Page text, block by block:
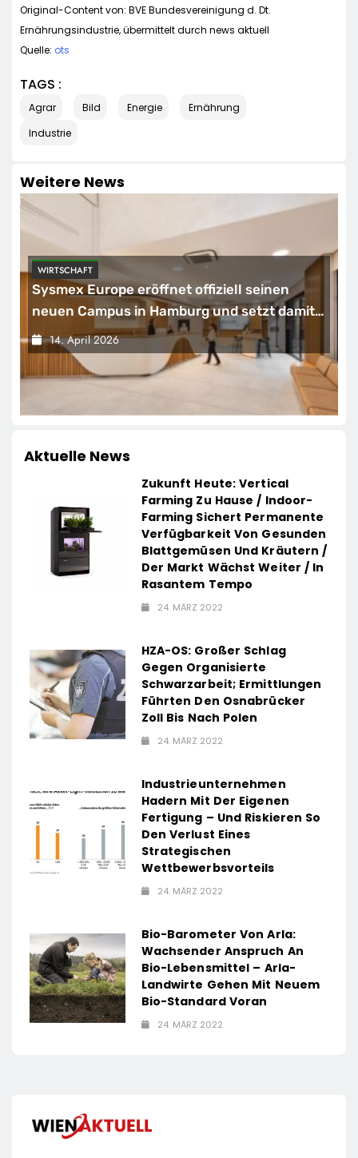
Original-Content von: BVE Bundesvereinigung d. Dt.
Ernährungsindustrie, übermittelt durch news aktuell
Quelle: ots
TAGS :
Agrar Bild Energie
Ernährung
Industrie
Weitere News
WIRTSCHAFT
Sysmex Europe eröffnet offiziell seinen
neuen Campus in Hamburg und setzt damit
neue Maßstäbe für zukunftsorientierte
Arbeitsumgebungen
14. April 2026
Aktuelle News
Zukunft Heute: Vertical
Farming Zu Hause / Indoor-
Farming Sichert Permanente
Verfügbarkeit Von Gesunden
Blattgemüsen Und Kräutern /
Der Markt Wächst Weiter / In
Rasantem Tempo
24. MÄRZ 2022
HZA-OS: Großer Schlag
Gegen Organisierte
Schwarzarbeit; Ermittlungen
Führten Den Osnabrücker
Zoll Bis Nach Polen
24. MÄRZ 2022
Industrieunternehmen
Hadern Mit Der Eigenen
Fertigung – Und Riskieren So
Den Verlust Eines
Strategischen
Wettbewerbsvorteils
24. MÄRZ 2022
Bio-Barometer Von Arla:
Wachsender Anspruch An
Bio-Lebensmittel – Arla-
Landwirte Gehen Mit Neuem
Bio-Standard Voran
24. MÄRZ 2022